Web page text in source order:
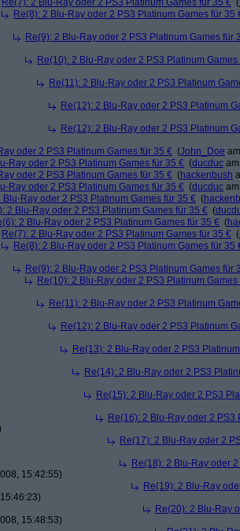
Re(7): 2 Blu-Ray oder 2 PS3 Platinum Games für 35 € (
Re(8): 2 Blu-Ray oder 2 PS3 Platinum Games für 35
Re(9): 2 Blu-Ray oder 2 PS3 Platinum Games für
Re(10): 2 Blu-Ray oder 2 PS3 Platinum Games
Re(11): 2 Blu-Ray oder 2 PS3 Platinum
Re(12): 2 Blu-Ray oder 2 PS3 Platinum
Re(12): 2 Blu-Ray oder 2 PS3 Platinum
oder 2 PS3 Platinum Games für 35 € (John_Doe
Ray oder 2 PS3 Platinum Games für 35 € (ducduc
oder 2 PS3 Platinum Games für 35 € (hackenbush
Ray oder 2 PS3 Platinum Games für 35 € (ducduc
Blu-Ray oder 2 PS3 Platinum Games für 35 € (
2 Blu-Ray oder 2 PS3 Platinum Games für 35 € (
2 Blu-Ray oder 2 PS3 Platinum Games für 35 € (
Re(7): 2 Blu-Ray oder 2 PS3 Platinum Games für 35 € (
Re(8): 2 Blu-Ray oder 2 PS3 Platinum Games für 35
Re(9): 2 Blu-Ray oder 2 PS3 Platinum Games für
Re(10): 2 Blu-Ray oder 2 PS3 Platinum Games
Re(11): 2 Blu-Ray oder 2 PS3 Platinum
Re(12): 2 Blu-Ray oder 2 PS3 Platinum
Re(13): 2 Blu-Ray oder 2 PS3
Re(14): 2 Blu-Ray oder 2 PS3
Re(15): 2 Blu-Ray oder 2 PS3
Re(16): 2 Blu-Ray oder 2 PS3
Re(17): 2 Blu-Ray oder 2
Re(18): 2 Blu-Ray oder
15:42:55)
Re(19): 2 Blu-Ray
Re(20): 2 Blu-Ray
15:48:53)